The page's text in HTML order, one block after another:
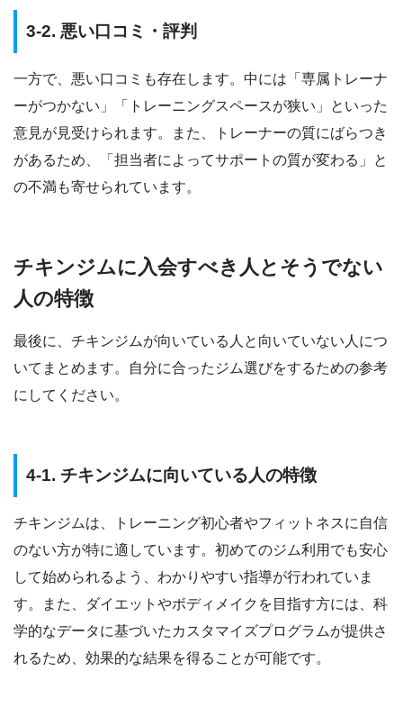
3-2. 悪い口コミ・評判
一方で、悪い口コミも存在します。中には「専属トレーナ
ーがつかない」「トレーニングスペースが狭い」といった
意見が見受けられます。また、トレーナーの質にばらつき
があるため、「担当者によってサポートの質が変わる」と
の不満も寄せられています。
チキンジムに入会すべき人とそうでない
人の特徴
最後に、チキンジムが向いている人と向いていない人につ
いてまとめます。自分に合ったジム選びをするための参考
にしてください。
4-1. チキンジムに向いている人の特徴
チキンジムは、トレーニング初心者やフィットネスに自信
のない方が特に適しています。初めてのジム利用でも安心
して始められるよう、わかりやすい指導が行われていま
す。また、ダイエットやボディメイクを目指す方には、科
学的なデータに基づいたカスタマイズプログラムが提供さ
れるため、効果的な結果を得ることが可能です。